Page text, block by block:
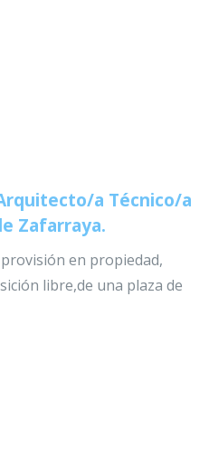
a Técnico/a
Zafarraya.
en propiedad,
libre,de una plaza de